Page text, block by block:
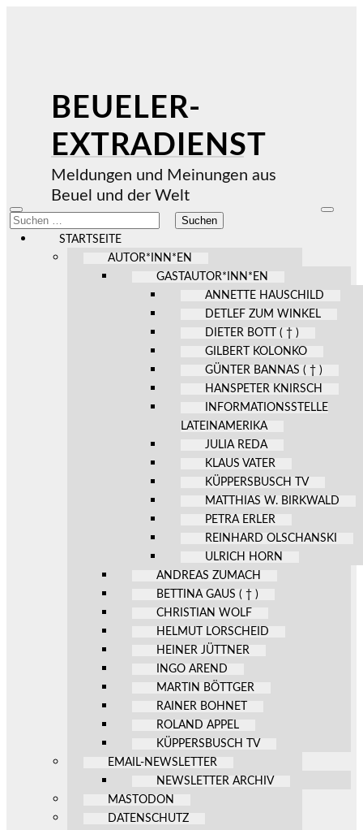
BEUELER-
EXTRADIENST
Meldungen und Meinungen aus
Beuel und der Welt
Mobile-
Menü
ein-/ausblenden
Suchen
nach:
STARTSEITE
AUTOR*INN*EN
GASTAUTOR*INN*EN
ANNETTE HAUSCHILD
DETLEF ZUM WINKEL
DIETER BOTT ( † )
GILBERT KOLONKO
GÜNTER BANNAS ( † )
HANSPETER KNIRSCH
INFORMATIONSSTELLE
LATEINAMERIKA
JULIA REDA
KLAUS VATER
KÜPPERSBUSCH TV
MATTHIAS W. BIRKWALD
PETRA ERLER
REINHARD OLSCHANSKI
ULRICH HORN
ANDREAS ZUMACH
BETTINA GAUS ( † )
CHRISTIAN WOLF
HELMUT LORSCHEID
HEINER JÜTTNER
INGO AREND
MARTIN BÖTTGER
RAINER BOHNET
ROLAND APPEL
KÜPPERSBUSCH TV
EMAIL-NEWSLETTER
NEWSLETTER ARCHIV
MASTODON
DATENSCHUTZ